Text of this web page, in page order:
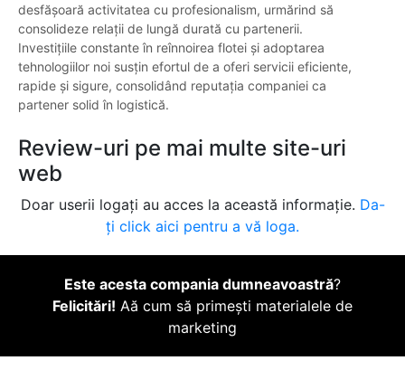
desfășoară activitatea cu profesionalism, urmărind să
consolideze relații de lungă durată cu partenerii.
Investițiile constante în reînnoirea flotei și adoptarea
tehnologiilor noi susțin efortul de a oferi servicii eficiente,
rapide și sigure, consolidând reputația companiei ca
partener solid în logistică.
Review-uri pe mai multe site-uri
web
Doar userii logați au acces la această informație. Da-
ți click aici pentru a vă loga.
Este acesta compania dumneavoastră?
Felicitări! Aă cum să primești materialele de
marketing